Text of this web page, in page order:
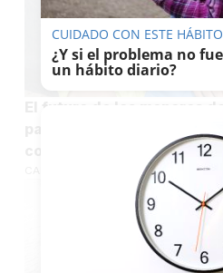
El futuro de los menores
pactos de PP y Vox en
comunidades autónomas
CUIDADO CON ESTE HÁBITO
¿Y si el problema no
un hábito diario?